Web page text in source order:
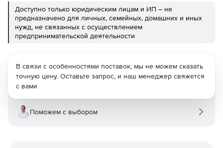
Доступно только юридическим лицам и ИП – не
предназначено для личных, семейных, домашних и иных
нужд, не связанных с осуществлением
предпринимательской деятельности
В связи с особенностями поставок, мы не можем сказать
точную цену. Оставьте запрос, и наш менеджер свяжется
с вами
Поможем с выбором